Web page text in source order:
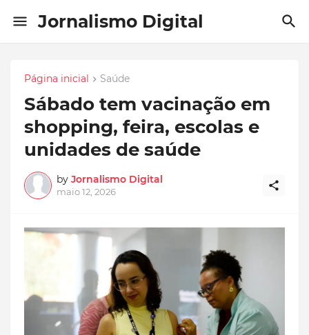
Jornalismo Digital
Página inicial Saúde
Sábado tem vacinação em
shopping, feira, escolas e
unidades de saúde
by Jornalismo Digital
maio 12, 2026